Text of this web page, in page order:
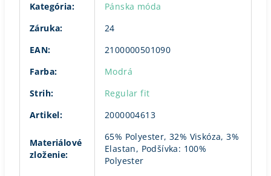
Kategória:
Pánska móda
Záruka:
24
EAN:
2100000501090
Farba:
Modrá
Strih:
Regular fit
Artikel: 2000004613
Materiálové
zloženie:
65% Polyester, 32% Viskóza, 3%
Elastan, Podšívka: 100%
Polyester